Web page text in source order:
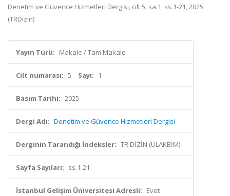
Denetim ve Güvence Hizmetleri Dergisi, cilt.5, sa.1, ss.1-21, 2025
(TRDizin)
Yayın Türü: Makale / Tam Makale
Cilt numarası: 5 Sayı: 1
Basım Tarihi: 2025
Dergi Adı: Denetim ve Güvence Hizmetleri Dergisi
Derginin Tarandığı İndeksler: TR DİZİN (ULAKBİM)
Sayfa Sayıları: ss.1-21
İstanbul Gelişim Üniversitesi Adresli: Evet